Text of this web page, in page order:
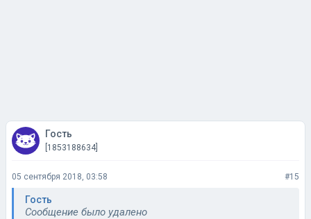
Гость
[1853188634]
05 сентября 2018, 03:58 #15
Гость
Сообщение было удалено